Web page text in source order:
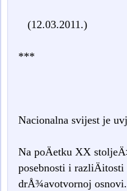
(12.03.2011.)
***
Nacionalna svijest je
Na poÄetku XX
posebnosti i
drÅ¾avotvornoj